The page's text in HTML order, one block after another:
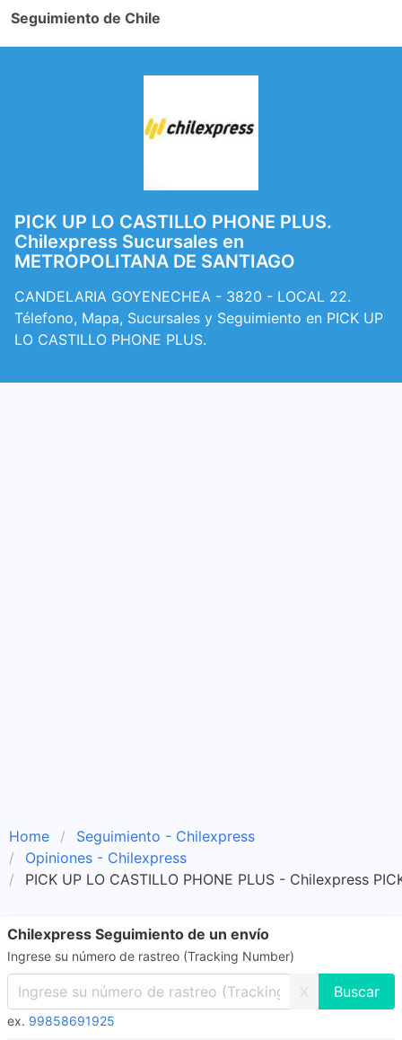
Seguimiento de Chile
PICK UP LO CASTILLO PHONE PLUS.
Chilexpress Sucursales en
METROPOLITANA DE SANTIAGO
CANDELARIA GOYENECHEA - 3820 - LOCAL 22.
Télefono, Mapa, Sucursales y Seguimiento en PICK UP
LO CASTILLO PHONE PLUS.
Home
Seguimiento - Chilexpress
Opiniones - Chilexpress
PICK UP LO CASTILLO PHONE PLUS - Chilexpress
Chilexpress Seguimiento de un envío
Ingrese su número de rastreo (Tracking Number)
X
ex. 99858691925